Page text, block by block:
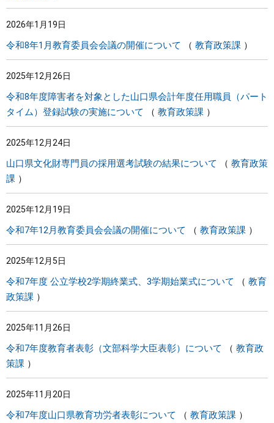
2026年1月19日
令和8年1月教育委員会会議の開催について 教育政策課
2025年12月26日
令和8年度障害者を対象とした山口県会計年度任用職員（パート
タイム）登録試験の実施について
教育政策課
2025年12月24日
山口県文化財専門員の採用選考試験の結果について
教育政策
課
2025年12月19日
令和7年12月教育委員会会議の開催について 教育政策課
2025年12月5日
令和7年度 公立学校2学期終業式、3学期始業式について
教育
政策課
2025年11月26日
令和7年度教育者表彰（文部科学大臣表彰）について
教育政
策課
2025年11月20日
令和7年度山口県教育功労者表彰について 教育政策課